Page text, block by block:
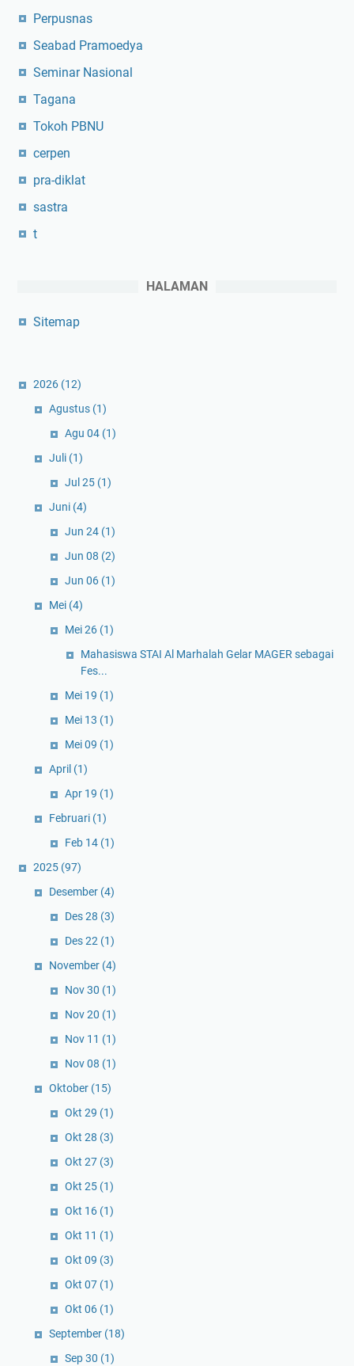
Perpusnas
Seabad Pramoedya
Seminar Nasional
Tagana
Tokoh PBNU
cerpen
pra-diklat
sastra
t
HALAMAN
Sitemap
2026 (12)
Agustus (1)
Agu 04 (1)
Juli (1)
Jul 25 (1)
Juni (4)
Jun 24 (1)
Jun 08 (2)
Jun 06 (1)
Mei (4)
Mei 26 (1)
Mahasiswa STAI Al Marhalah Gelar MAGER sebagai
Fes...
Mei 19 (1)
Mei 13 (1)
Mei 09 (1)
April (1)
Apr 19 (1)
Februari (1)
Feb 14 (1)
2025 (97)
Desember (4)
Des 28 (3)
Des 22 (1)
November (4)
Nov 30 (1)
Nov 20 (1)
Nov 11 (1)
Nov 08 (1)
Oktober (15)
Okt 29 (1)
Okt 28 (3)
Okt 27 (3)
Okt 25 (1)
Okt 16 (1)
Okt 11 (1)
Okt 09 (3)
Okt 07 (1)
Okt 06 (1)
September (18)
Sep 30 (1)